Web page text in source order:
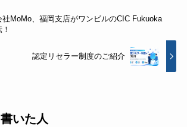
社MoMo、福岡支店がワンビルのCIC Fukuoka
認定リセラー制度のご紹介
いた人